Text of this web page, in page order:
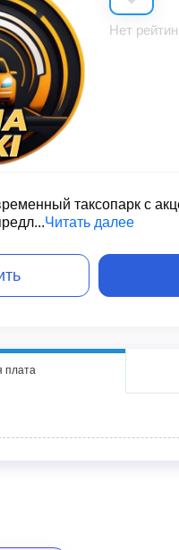
Нет
таксопарк с
Читать далее
плата